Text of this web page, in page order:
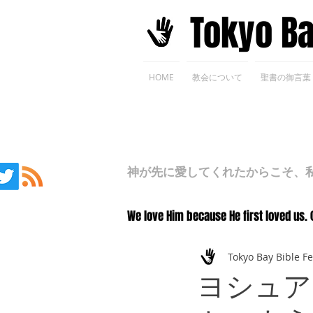
​Tokyo
HOME 教会について 聖書の御言葉
神が先に愛してくれたからこそ、
We love Him because He first loved us.
ヨシュ
Tokyo Bay Bible